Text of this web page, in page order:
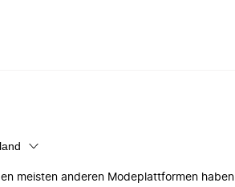
meisten anderen Modeplattformen haben